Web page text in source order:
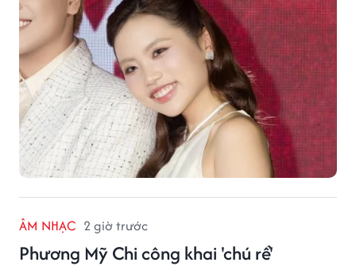
ÂM NHẠC 2 giờ trước
Phương Mỹ Chi công khai 'chú rể'